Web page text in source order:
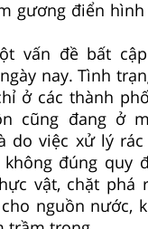
gương điển
vấn đề bất
nay. Tình
ở các thành
cũng đang ở
do việc xử lý
đúng quy
vật, chặt phá
nguồn nước,